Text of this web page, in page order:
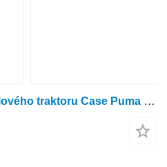
Hydraulický válec pro kolového traktoru Case Puma 200 CVX